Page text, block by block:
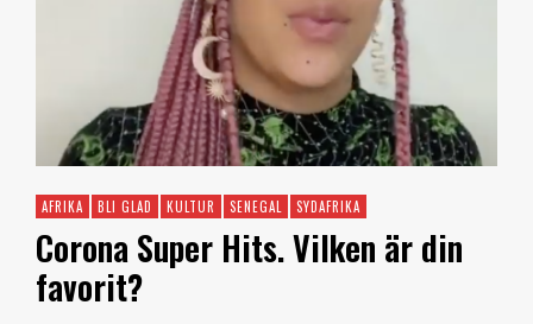
AFRIKA BLI GLAD KULTUR SENEGAL SYDAFRIKA
Corona Super Hits. Vilken är din
favorit?